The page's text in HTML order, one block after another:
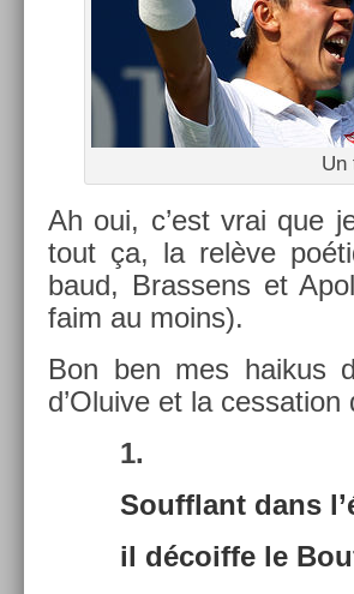
Un
Ah oui, c’est vrai que
tout ça, la relève
baud, Bras­sens et
faim au moins).
Bon ben mes haikus
d’Oluive et la ces­sa­tion
1.
Soufflant dans
il décoif­fe le